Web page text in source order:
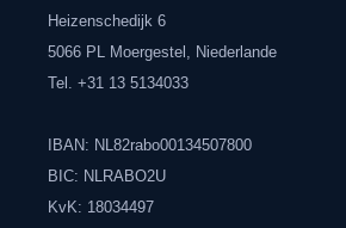
Heizenschedijk 6
5066 PL Moergestel, Niederlande
Tel. +31 13 5134033
IBAN: NL82rabo00134507800
BIC: NLRABO2U
KvK: 18034497